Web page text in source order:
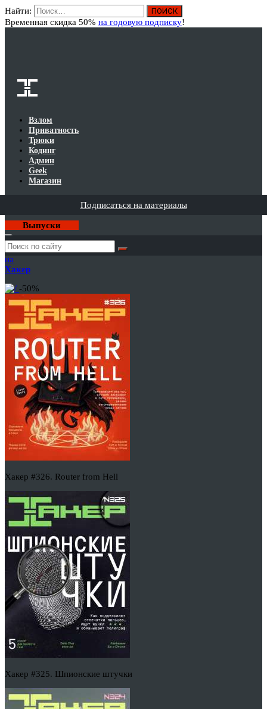
Найти:
Временная скидка 50% на годовую подписку!
Взлом
Приватность
Трюки
Кодинг
Админ
Geek
Магазин
Подписаться на материалы
Выпуски
Годовая
подписка
на
Хакер
-50%
Хакер #326. Router from Hell
Хакер #325. Шпионские штучки